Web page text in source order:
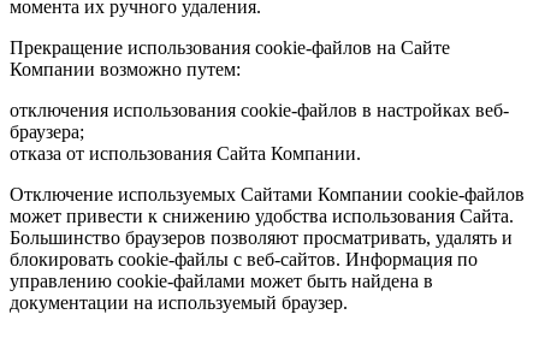
момента их ручного удаления.
Прекращение использования cookie-файлов на Сайте
Компании возможно путем:
отключения использования cookie-файлов в настройках веб-
браузера;
отказа от использования Сайта Компании.
Отключение используемых Сайтами Компании cookie-файлов
может привести к снижению удобства использования Сайта.
Большинство браузеров позволяют просматривать, удалять и
блокировать cookie-файлы c веб-сайтов. Информация по
управлению cookie-файлами может быть найдена в
документации на используемый браузер.